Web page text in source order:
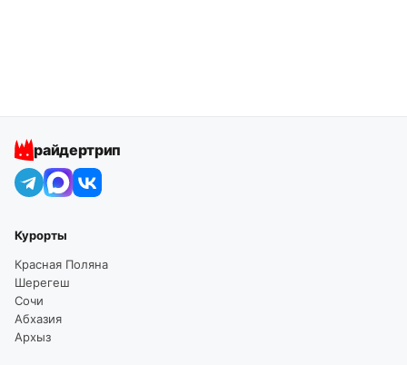
райдертрип
Курорты
Красная Поляна
Шерегеш
Сочи
Абхазия
Архыз